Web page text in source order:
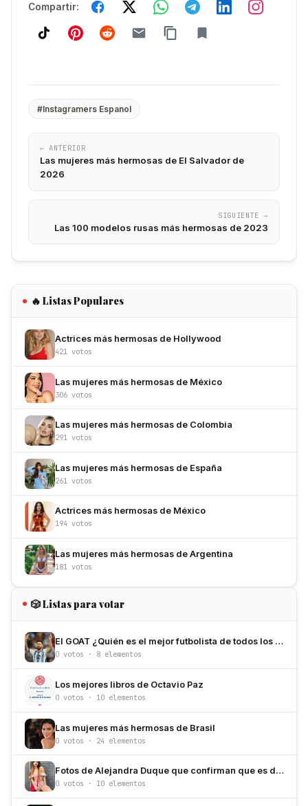
Compartir:
#Instagramers Espanol
← ANTERIOR
Las mujeres más hermosas de El Salvador de
2026
SIGUIENTE →
Las 100 modelos rusas más hermosas de 2023
🔥 Listas Populares
Actrices más hermosas de Hollywood
421 votos
Las mujeres más hermosas de México
306 votos
Las mujeres más hermosas de Colombia
291 votos
Las mujeres más hermosas de España
261 votos
Actrices más hermosas de México
194 votos
Las mujeres más hermosas de Argentina
181 votos
🎲 Listas para votar
El GOAT ¿Quién es el mejor futbolista de todos los tiempos?
0 votos · 8 elementos
Los mejores libros de Octavio Paz
0 votos · 10 elementos
Las mujeres más hermosas de Brasil
0 votos · 24 elementos
Fotos de Alejandra Duque que confirman que es de las más bellas de Colombia
0 votos · 10 elementos